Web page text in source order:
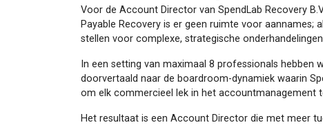
Voor de Account Director van SpendLab Recovery
Payable Recovery is er geen ruimte voor
stellen voor complexe, strategische
In een setting van maximaal 8 professionals hebben
doorvertaald naar de boardroom-dynamiek waarin
om elk commercieel lek in het accountmanagement
Het resultaat is een Account Director die met meer